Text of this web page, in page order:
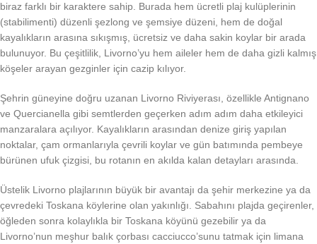
biraz farklı bir karaktere sahip. Burada hem ücretli plaj kulüplerinin
(stabilimenti) düzenli şezlong ve şemsiye düzeni, hem de doğal
kayalıkların arasına sıkışmış, ücretsiz ve daha sakin koylar bir arada
bulunuyor. Bu çeşitlilik, Livorno’yu hem aileler hem de daha gizli kalmış
köşeler arayan gezginler için cazip kılıyor.
Şehrin güneyine doğru uzanan Livorno Riviyerası, özellikle Antignano
ve Quercianella gibi semtlerden geçerken adım adım daha etkileyici
manzaralara açılıyor. Kayalıkların arasından denize giriş yapılan
noktalar, çam ormanlarıyla çevrili koylar ve gün batımında pembeye
bürünen ufuk çizgisi, bu rotanın en akılda kalan detayları arasında.
Üstelik Livorno plajlarının büyük bir avantajı da şehir merkezine ya da
çevredeki Toskana köylerine olan yakınlığı. Sabahını plajda geçirenler,
öğleden sonra kolaylıkla bir Toskana köyünü gezebilir ya da
Livorno’nun meşhur balık çorbası cacciucco’sunu tatmak için limana